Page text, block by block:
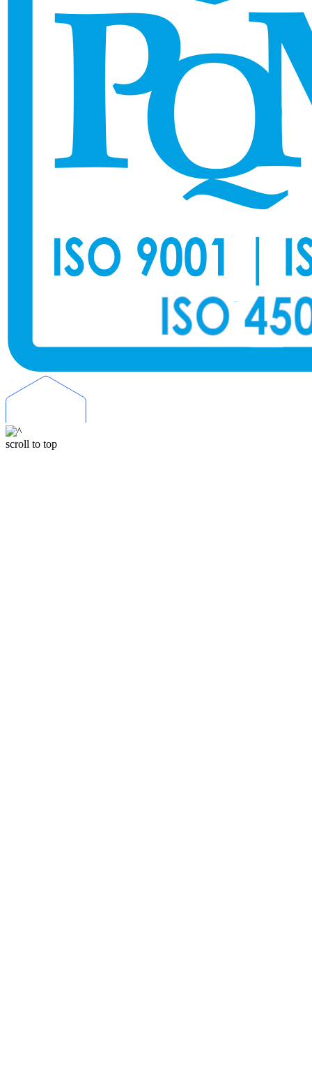
scroll to top